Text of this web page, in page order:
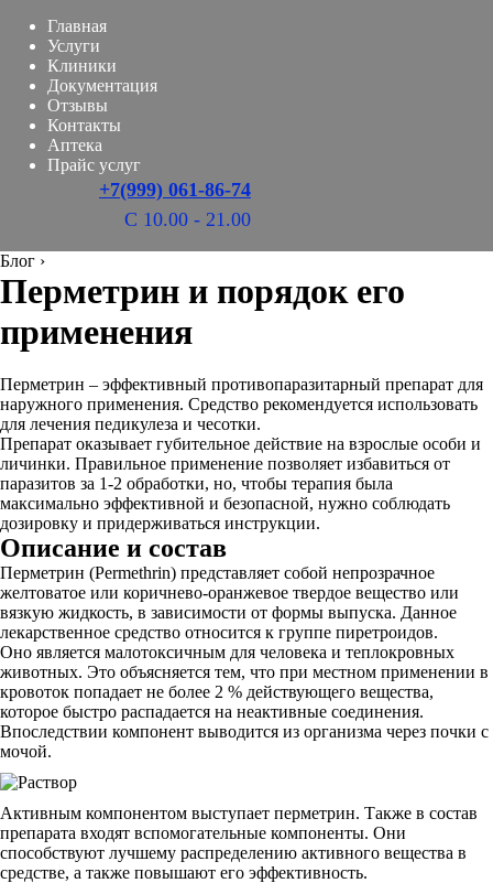
Главная
Услуги
Клиники
Документация
Отзывы
Контакты
Аптека
Прайс услуг
+7(999) 061-86-74
С 10.00 - 21.00
Блог ›
Перметрин и порядок его
применения
Перметрин – эффективный противопаразитарный препарат для
наружного применения. Средство рекомендуется использовать
для лечения педикулеза и чесотки.
Препарат оказывает губительное действие на взрослые особи и
личинки. Правильное применение позволяет избавиться от
паразитов за 1-2 обработки, но, чтобы терапия была
максимально эффективной и безопасной, нужно соблюдать
дозировку и придерживаться инструкции.
Описание и состав
Перметрин (Permethrin) представляет собой непрозрачное
желтоватое или коричнево-оранжевое твердое вещество или
вязкую жидкость, в зависимости от формы выпуска. Данное
лекарственное средство относится к группе пиретроидов.
Оно является малотоксичным для человека и теплокровных
животных. Это объясняется тем, что при местном применении в
кровоток попадает не более 2 % действующего вещества,
которое быстро распадается на неактивные соединения.
Впоследствии компонент выводится из организма через почки с
мочой.
Активным компонентом выступает перметрин. Также в состав
препарата входят вспомогательные компоненты. Они
способствуют лучшему распределению активного вещества в
средстве, а также повышают его эффективность.